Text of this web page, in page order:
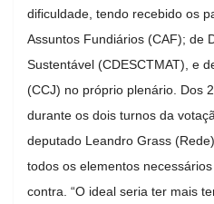
dificuldade, tendo recebido os
Assuntos Fundiários (CAF); de
Sustentável (CDESCTMAT), e
(CCJ) no próprio plenário. Dos
durante os dois turnos da
deputado Leandro Grass
todos os elementos
contra. “O ideal seria ter mais